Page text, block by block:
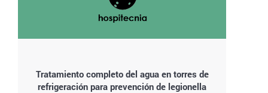
Tratamiento completo del agua en torres de
refrigeración para prevención de legionella